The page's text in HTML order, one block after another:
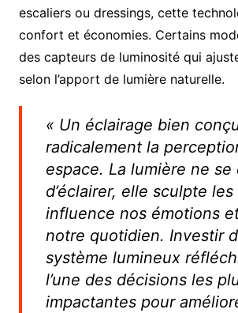
escaliers ou dressings, cette
confort et économies. Certains
des capteurs de luminosité qui
selon l’apport de lumière naturelle.
« Un éclairage bien
radicalement la
espace. La lumière ne
d’éclairer, elle sculpte
influence nos émotions
notre quotidien. Investir
système lumineux
l’une des décisions les
impactantes pour